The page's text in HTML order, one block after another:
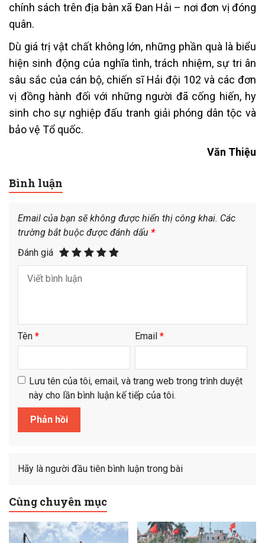
chính sách trên địa bàn xã Đan Hải – nơi đơn vị đóng
quân.
Dù giá trị vật chất không lớn, những phần quà là biểu
hiện sinh động của nghĩa tình, trách nhiệm, sự tri ân
sâu sắc của cán bộ, chiến sĩ Hải đội 102 và các đơn
vị đồng hành đối với những người đã cống hiến, hy
sinh cho sự nghiệp đấu tranh giải phóng dân tộc và
bảo vệ Tổ quốc.
Văn Thiệu
Bình luận
Email của bạn sẽ không được hiển thị công khai. Các
trường bắt buộc được đánh dấu *
Đánh giá
Tên * Email *
Lưu tên của tôi, email, và trang web trong trình duyệt
này cho lần bình luận kế tiếp của tôi.
Hãy là người đầu tiên bình luận trong bài
Cùng chuyên mục